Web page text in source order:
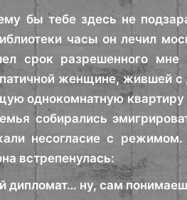
бы тебе здесь не
часы он лечил
срок разрешенного
женщине, жившей
однокомнатную квартиру
собирались
несогласие с
встрепенулась:
ну, сам